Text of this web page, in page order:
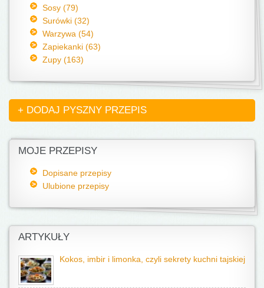
Sosy (79)
Surówki (32)
Warzywa (54)
Zapiekanki (63)
Zupy (163)
+ DODAJ PYSZNY PRZEPIS
MOJE PRZEPISY
Dopisane przepisy
Ulubione przepisy
ARTYKUŁY
Kokos, imbir i limonka, czyli sekrety kuchni tajskiej